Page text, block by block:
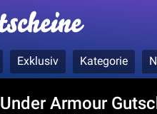
Exklusiv Kategorie
Under Armour